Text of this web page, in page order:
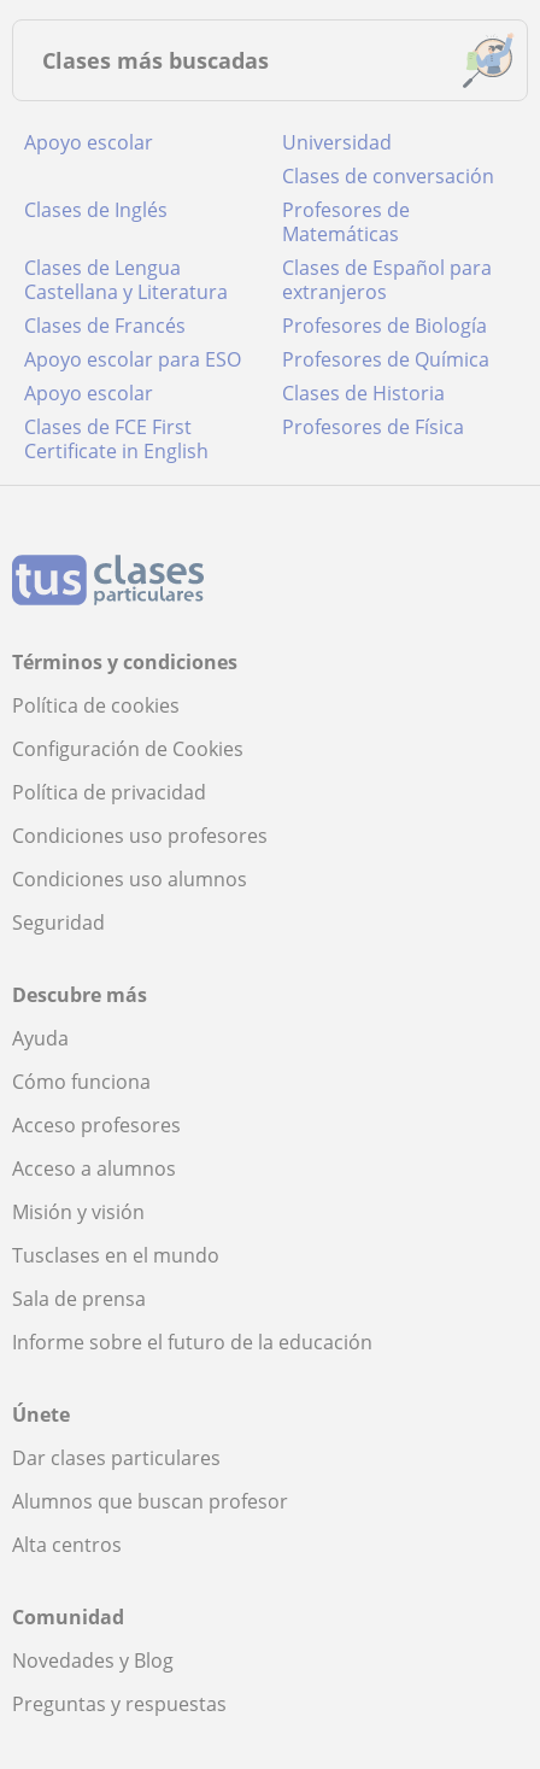
Clases más buscadas
Apoyo escolar
Universidad
Clases de conversación
Clases de Inglés
Profesores de
Matemáticas
Clases de Lengua
Castellana y Literatura
Clases de Español para
extranjeros
Clases de Francés
Profesores de Biología
Apoyo escolar para ESO
Profesores de Química
Apoyo escolar
Clases de Historia
Clases de FCE First
Certificate in English
Profesores de Física
Términos y condiciones
Política de cookies
Configuración de Cookies
Política de privacidad
Condiciones uso profesores
Condiciones uso alumnos
Seguridad
Descubre más
Ayuda
Cómo funciona
Acceso profesores
Acceso a alumnos
Misión y visión
Tusclases en el mundo
Sala de prensa
Informe sobre el futuro de la educación
Únete
Dar clases particulares
Alumnos que buscan profesor
Alta centros
Comunidad
Novedades y Blog
Preguntas y respuestas